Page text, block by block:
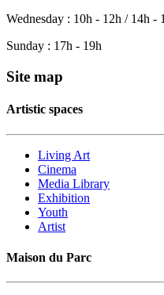
Wednesday : 10h - 12h / 14h -
Sunday : 17h - 19h
Site map
Artistic spaces
Living Art
Cinema
Media Library
Exhibition
Youth
Artist
Maison du Parc